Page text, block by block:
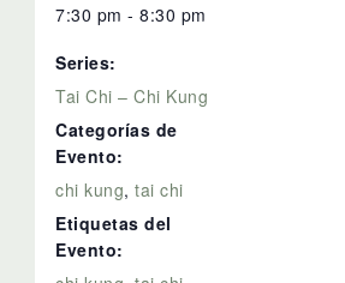
7:30 pm - 8:30 pm
Series:
Tai Chi – Chi Kung
Categorías de
Evento:
chi kung,tai chi
Etiquetas del
Evento: